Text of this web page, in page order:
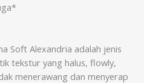
Soft Alexandria adalah jenis
tekstur yang halus, flowly,
menerawang dan menyerap